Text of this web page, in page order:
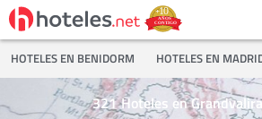
HOTELES EN BENIDORM HOTELES EN
Hoteles en
321